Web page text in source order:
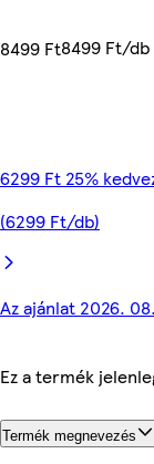
8499 Ft8499 Ft/db
6299 Ft 25%
(6299 Ft/db)
Az ajánlat 2026.
Ez a termék
Termék megnevezés